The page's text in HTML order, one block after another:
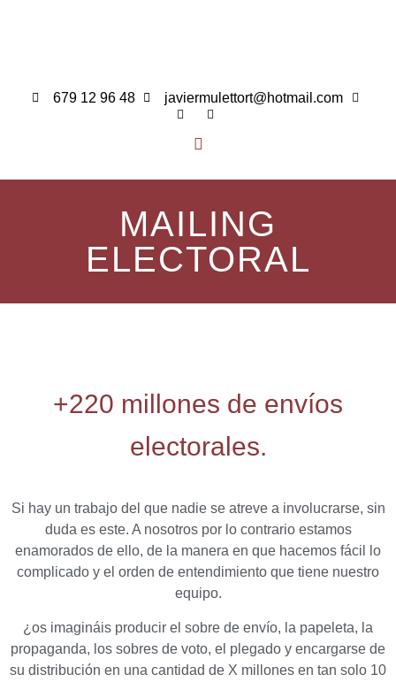
679 12 96 48 javiermulettort@hotmail.com
MAILING
ELECTORAL
+220 millones de envíos
electorales.
Si hay un trabajo del que nadie se atreve a involucrarse, sin
duda es este. A nosotros por lo contrario estamos
enamorados de ello, de la manera en que hacemos fácil lo
complicado y el orden de entendimiento que tiene nuestro
equipo.
¿os imagináis producir el sobre de envío, la papeleta, la
propaganda, los sobres de voto, el plegado y encargarse de
su distribución en una cantidad de X millones en tan solo 10